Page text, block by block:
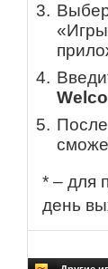
* – для
день